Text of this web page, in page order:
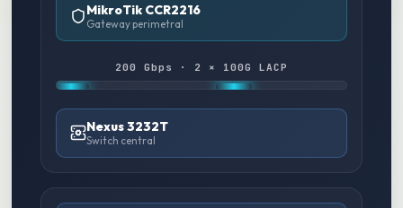
MikroTik CCR2216
Gateway perimetral
200 Gbps · 2 × 100G LACP
Nexus 3232T
Switch central